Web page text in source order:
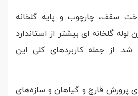
سقف، چارچوب و پایه گلخانه
لوله گلخانه ای بیشتر از استاندارد
از جمله کاربرد‌های کلی این
پرورش قارچ و گیاهان و سازه‌های